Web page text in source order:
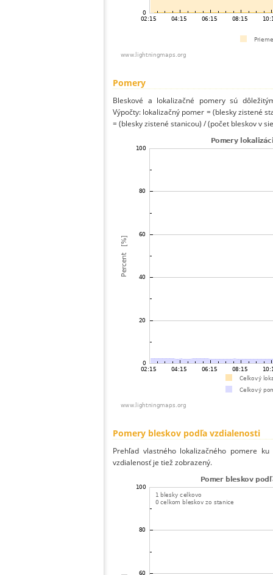
Pomery
Bleskové a lokalizačné pomery sú
Výpočty: lokalizačný pomer = (blesky zistené
= (blesky zistené stanicou) / (počet bleskov v
Pomery bleskov podľa vzdialenosti
Prehľad vlastného lokalizačného pomere
vzdialenosť je tiež zobrazený.